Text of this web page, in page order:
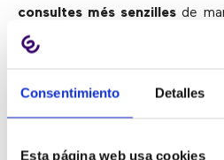
Consentimiento Detalles
Esta página web usa cookies
consultes més senzillesde
augmentar el rati de
contact
Estàs pensant en canviar de
accióles últimes